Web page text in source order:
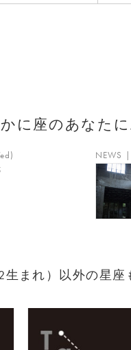
かに座のあなた
NEWS
まれ）以外の星座